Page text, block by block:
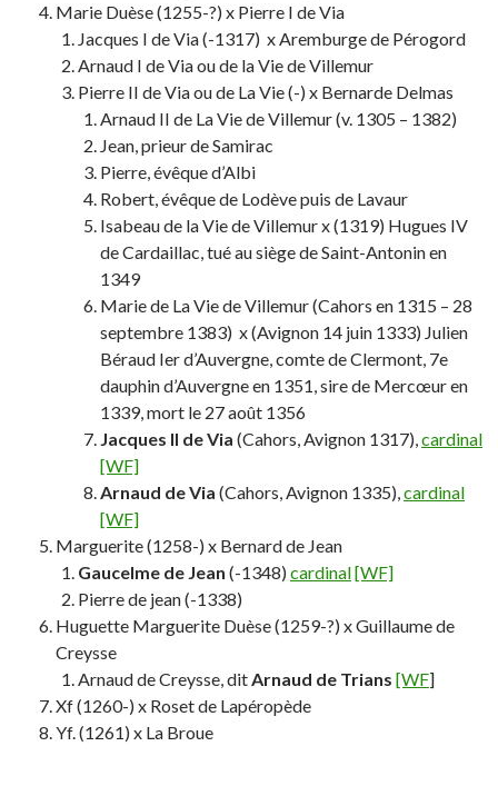
Marie Duèse (1255-?) x Pierre I de Via
Jacques I de Via (-1317) x Aremburge de Pérogord
Arnaud I de Via ou de la Vie de Villemur
Pierre II de Via ou de La Vie (-) x Bernarde Delmas
Arnaud II de La Vie de Villemur (v. 1305 – 1382)
Jean, prieur de Samirac
Pierre, évêque d’Albi
Robert, évêque de Lodève puis de Lavaur
Isabeau de la Vie de Villemur x (1319) Hugues IV
de Cardaillac, tué au siège de Saint-Antonin en
1349
Marie de La Vie de Villemur (Cahors en 1315 – 28
septembre 1383) x (Avignon 14 juin 1333) Julien
Béraud Ier d’Auvergne, comte de Clermont, 7e
dauphin d’Auvergne en 1351, sire de Mercœur en
1339, mort le 27 août 1356
Jacques II de Via (Cahors, Avignon 1317),cardinal
[WF]
Arnaud de Via (Cahors, Avignon 1335),cardinal
[WF]
Marguerite (1258-) x Bernard de Jean
Gaucelme de Jean (-1348) cardinal[WF]
Pierre de jean (-1338)
Huguette Marguerite Duèse (1259-?) x Guillaume de
Creysse
Arnaud de Creysse, ditArnaud de Trians [WF]
Xf (1260-) x Roset de Lapéropède
Yf. (1261) x La Broue